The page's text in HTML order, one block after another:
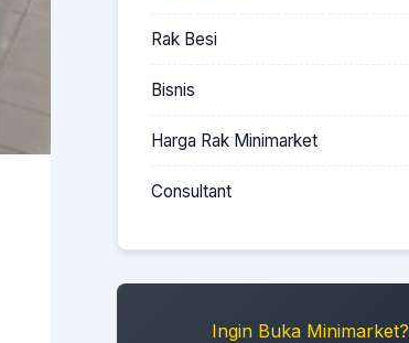
Rak Besi
Bisnis
Harga Rak Minimarket
Consultant
Ingin Buka Minimarket?